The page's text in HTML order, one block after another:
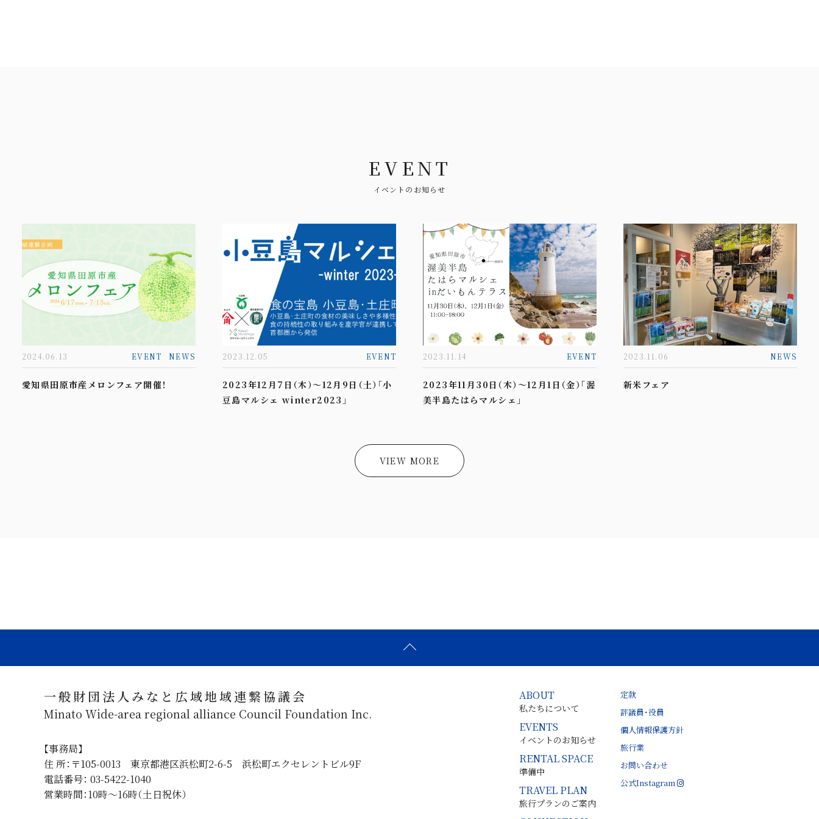
EVENT
イベントのお知らせ
2024.06.13 EVENT NEWS
愛知県田原市産メロンフェア開催！
2023.12.05 EVENT
2023年12月7日（木）～12月9日（土）「小
豆島マルシェ winter2023」
2023.11.14 EVENT
2023年11月30日（木）～12月1日（金）「渥
美半島たはらマルシェ」
2023.11.06 NEWS
新米フェア
VIEW MORE
一般財団法人みなと広域地域連繋協議会
Minato Wide-area regional alliance Council Foundation Inc.
【事務局】
住 所：〒105-0013 東京都港区浜松町2-6-5 浜松町エクセレントビル9F
電話番号： 03-5422-1040
営業時間：10時～16時（土日祝休）
ABOUT
私たちについて
EVENTS
イベントのお知らせ
RENTAL SPACE
準備中
TRAVEL PLAN
旅行プランのご案内
定款
評議員・役員
個人情報保護方針
旅行業
お問い合わせ
公式Instagram